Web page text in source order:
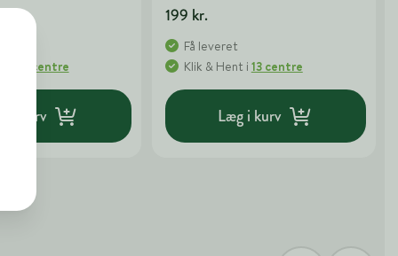
12 centre
i kurv
199 kr.
Få leveret
Klik & Hent i 13 centre
Læg i kurv